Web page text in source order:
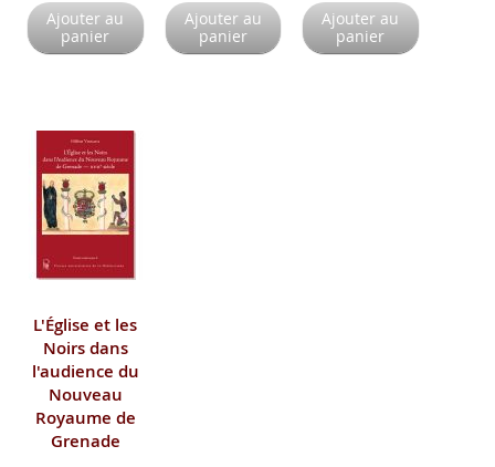
Ajouter au
panier
Ajouter au
panier
Ajouter au
panier
L'Église et les
Noirs dans
l'audience du
Nouveau
Royaume de
Grenade